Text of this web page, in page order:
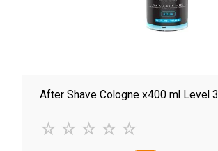
After Shave Cologne x400 ml Level 3
☆ ☆ ☆ ☆ ☆